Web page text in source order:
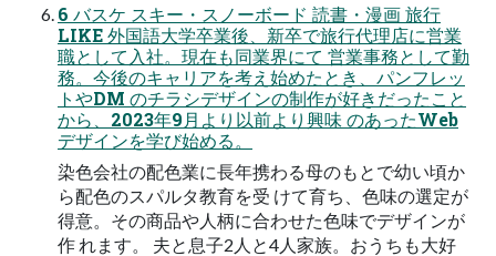
6 バスケ スキー・スノーボード 読書・漫画 旅行
LIKE 外国語大学卒業後、新卒で旅行代理店に営業
職として入社。現在も同業界にて 営業事務として勤
務。今後のキャリアを考え始めたとき、パンフレッ
トやDM のチラシデザインの制作が好きだったこと
から、2023年9月より以前より興味 のあったWeb
デザインを学び始める。
染色会社の配色業に長年携わる母のもとで幼い頃か
ら配色のスパルタ教育を受 けて育ち、色味の選定が
得意。その商品や人柄に合わせた色味でデザインが
作 れます。 夫と息子2人と4人家族。おうちも大好